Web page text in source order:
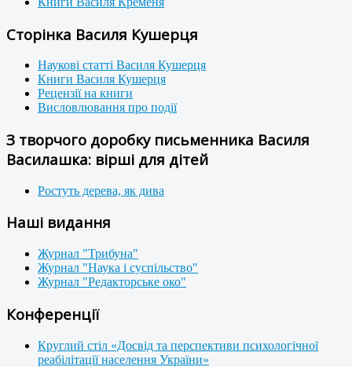
Сторінка Василя Кушерця
Наукові статті Василя Кушерця
Книги Василя Кушерця
Рецензії на книги
Висловлювання про події
З творчого доробку письменника Василя
Василашка: вірші для дітей
Ростуть дерева, як дива
Наші видання
Журнал "Трибуна"
Журнал "Наука і суспільство"
Журнал "Редакторське око"
Конференції
Круглий стіл «Досвід та перспективи психологічної
реабілітації населення України»